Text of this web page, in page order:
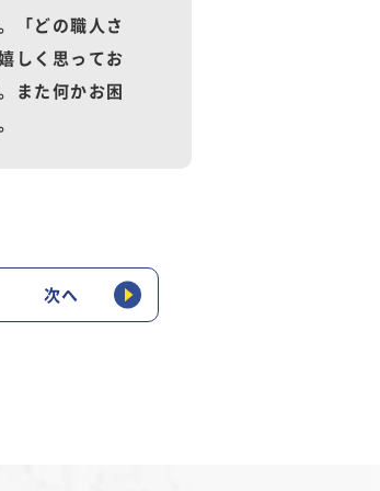
「どの職人さ
しく思ってお
また何かお困
次へ